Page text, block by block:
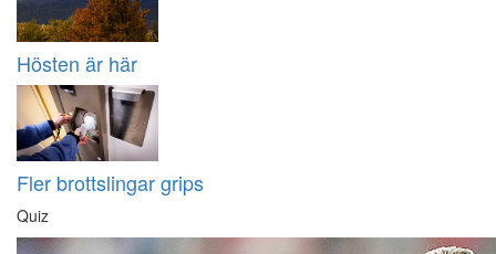
Hösten är här
Fler brottslingar grips
Quiz